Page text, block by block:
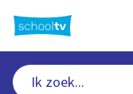
naar
hoofdinhoud